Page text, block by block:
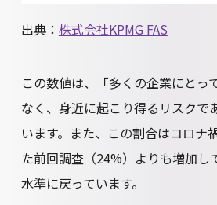
出典： 株式会社KPMG FAS
この数値は、「多くの企業にとっ
なく、身近に起こり得るリスクで
います。また、この割合はコロナ
た前回調査（24%）よりも増加し
水準に戻っています。